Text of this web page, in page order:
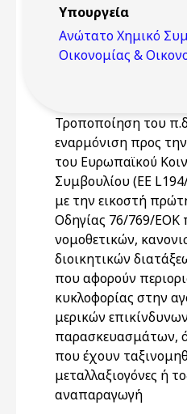
Υπουργεία
Ανώτατο Χημικό
Οικονομίας &
Τροποποίηση του
εναρμόνιση προς
του Ευρωπαϊκού
Συμβουλίου (ΕΕ
με την εικοστή
Οδηγίας 76/769/ΕΟΚ
νομοθετικών,
διοικητικών
που αφορούν
κυκλοφορίας στην
μερικών
παρασκευασμάτων,
που έχουν
μεταλλαξιογόνες ή
αναπαραγωγή